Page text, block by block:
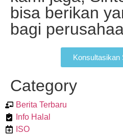
bisa berikan
bagi
Konsultasikan
Category
Berita Terbaru
Info Halal
ISO